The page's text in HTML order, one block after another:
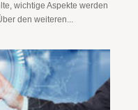
wichtige Aspekte werden
den weiteren...